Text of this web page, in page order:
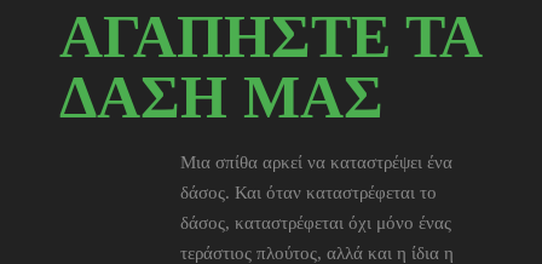
ΑΓΑΠΗΣΤΕ ΤΑ
ΔΑΣΗ ΜΑΣ
Μια σπίθα αρκεί να καταστρέψει ένα
δάσος. Και όταν καταστρέφεται το
δάσος, καταστρέφεται όχι μόνο ένας
τεράστιος πλούτος, αλλά και η ίδια η